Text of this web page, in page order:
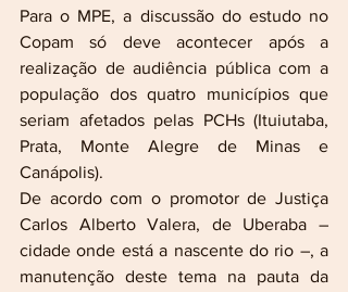
Para o MPE, a discussão do estudo no
Copam só deve acontecer após a
realização de audiência pública com a
população dos quatro municípios que
seriam afetados pelas PCHs (Ituiutaba,
Prata, Monte Alegre de Minas e
Canápolis).
De acordo com o promotor de Justiça
Carlos Alberto Valera, de Uberaba –
cidade onde está a nascente do rio –, a
manutenção deste tema na pauta da